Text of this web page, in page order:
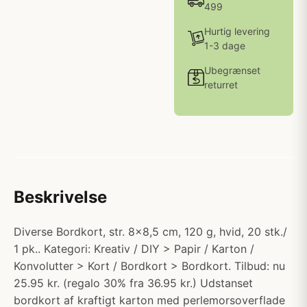
499
Hurtig levering
1-3 dage
Ubegrænset
returret
Beskrivelse
Diverse Bordkort, str. 8x8,5 cm, 120 g, hvid, 20 stk./
1 pk.. Kategori: Kreativ / DIY > Papir / Karton /
Konvolutter > Kort / Bordkort > Bordkort. Tilbud: nu
25.95 kr. (regalo 30% fra 36.95 kr.) Udstanset
bordkort af kraftigt karton med perlemorsoverflade